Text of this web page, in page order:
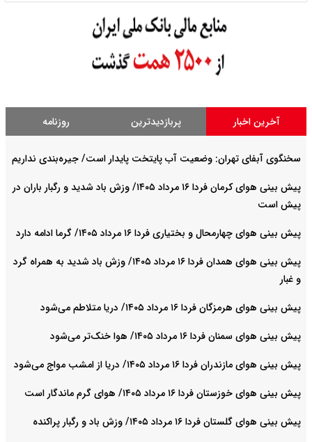
آخرین اخبار پربازدیدترین روزنامه
سخنگوی آبفای تهران: وضعیت آب پایتخت پایدار است/ جیره‌بندی نداریم
پیش بینی هوای کرمان فردا ۱۶ مرداد ۱۴۰۵/ وزش باد شدید و رگبار باران در
پیش است
پیش بینی هوای چهارمحال و بختیاری فردا ۱۶ مرداد ۱۴۰۵/ گرما ادامه دارد
پیش بینی هوای همدان فردا ۱۶ مرداد ۱۴۰۵/ وزش باد شدید به همراه گرد
و غبار
پیش بینی هوای هرمزگان فردا ۱۶ مرداد ۱۴۰۵/ دریا متلاطم می‌شود
پیش بینی هوای سمنان فردا ۱۶ مرداد ۱۴۰۵/ هوا خنک‌تر می‌شود
پیش بینی هوای مازندران فردا ۱۶ مرداد ۱۴۰۵/ دریا از امشب مواج می‌شود
پیش بینی هوای خوزستان فردا ۱۶ مرداد ۱۴۰۵/ هوای گرم ماندگار است
پیش بینی هوای گلستان فردا ۱۶ مرداد ۱۴۰۵/ وزش باد و رگبار پراکنده